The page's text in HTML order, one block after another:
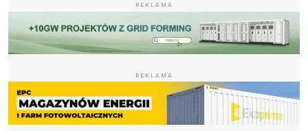
REKLAMA
REKLAMA